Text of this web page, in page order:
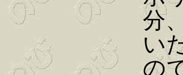
分
い
の